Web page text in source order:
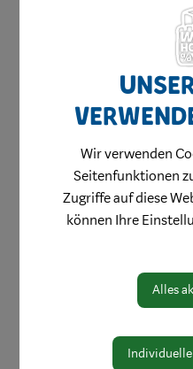
Amtswege
Online Formulare
MitarbeiterInnen
Digitale Amtstafel
Öffnungszeiten
Wir verwenden
Seitenfunktionen
Zugriffe auf diese
können Ihre
Alles